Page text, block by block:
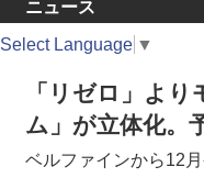
ニュース
Select Language ▼
「リゼロ」よ
ム」が立体化。
ベルファインから12